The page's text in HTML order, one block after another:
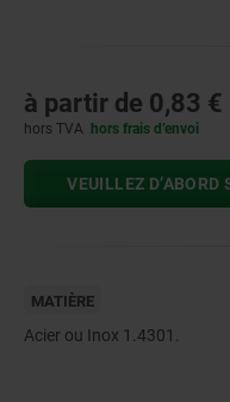
à partir de 0,83 €
hors TVA hors frais d’envoi
VEUILLEZ D’ABORD
MATIÈRE
Acier ou Inox 1.4301.